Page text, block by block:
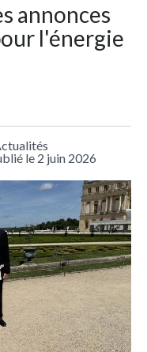
annonces
l'énergie
le 2 juin 2026